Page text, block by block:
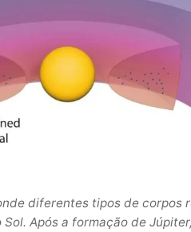
diferentes tipos de corpos
Após a formação de